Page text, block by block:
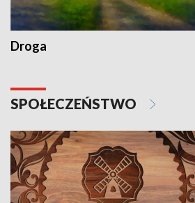
Droga
SPOŁECZEŃSTWO